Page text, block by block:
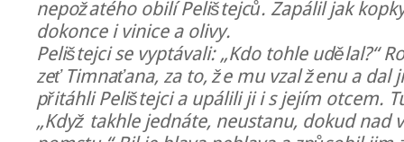
nepožatého obilí Pelištejců. Zapálil jak
dokonce i vinice a olivy.
Pelištejci se vyptávali: „Kdo tohle udělal?“
zeť Timnaťana, za to, že mu vzal ženu a dal
přitáhli Pelištejci a upálili ji i s jejím otcem.
„Když takhle jednáte, neustanu, dokud nad